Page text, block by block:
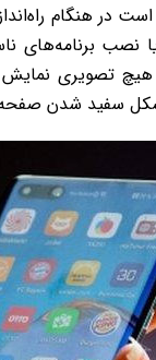
در هنگام
نصب برنامه‌های
تصویری
سفید شدن صفحه